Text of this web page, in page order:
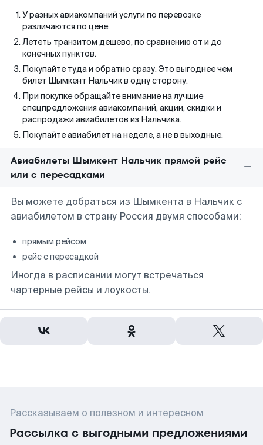
У разных авиакомпаний услуги по перевозке
различаются по цене.
Лететь транзитом дешево, по сравнению от и до
конечных пунктов.
Покупайте туда и обратно сразу. Это выгоднее чем
билет Шымкент Нальчик в одну сторону.
При покупке обращайте внимание на лучшие
спецпредложения авиакомпаний, акции, скидки и
распродажи авиабилетов из Нальчика.
Покупайте авиабилет на неделе, а не в выходные.
Авиабилеты Шымкент Нальчик прямой рейс
или с пересадками
Вы можете добраться из Шымкента в Нальчик с
авиабилетом в страну Россия двумя способами:
прямым рейсом
рейс с пересадкой
Иногда в расписании могут встречаться
чартерные рейсы и лоукосты.
Рассказываем о полезном и интересном
Рассылка с выгодными предложениями